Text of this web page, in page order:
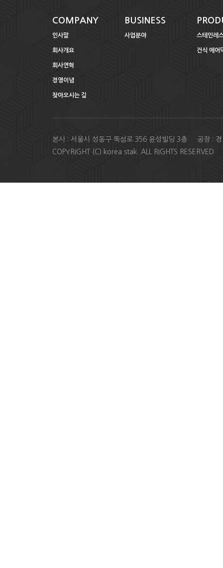
COMPANY
인사말
회사개요
회사연혁
경영이념
찾아오시는 길
BUSINESS
사업분야 스테인레
건식 에어
본사 : 서울시 성동구 뚝섬로 356 윤성빌딩 3층 공장 :
COPYRIGHT (C) korea stak. ALL RIGHTS RESERVED